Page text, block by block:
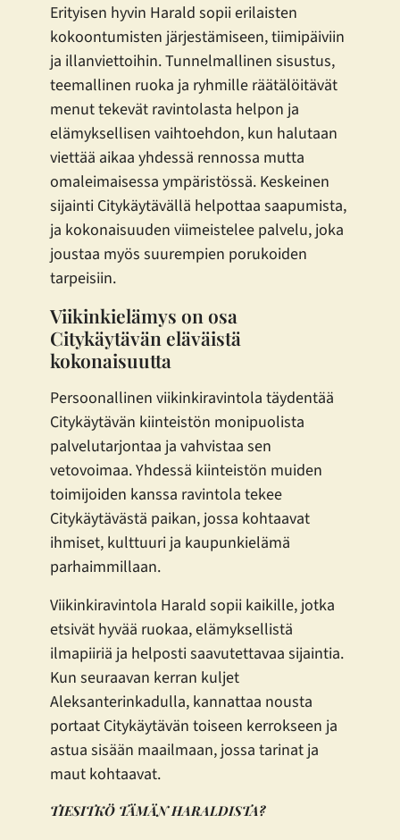
Erityisen hyvin Harald sopii erilaisten
kokoontumisten järjestämiseen, tiimipäiviin
ja illanviettoihin. Tunnelmallinen sisustus,
teemallinen ruoka ja ryhmille räätälöitävät
menut tekevät ravintolasta helpon ja
elämyksellisen vaihtoehdon, kun halutaan
viettää aikaa yhdessä rennossa mutta
omaleimaisessa ympäristössä. Keskeinen
sijainti Citykäytävällä helpottaa saapumista,
ja kokonaisuuden viimeistelee palvelu, joka
joustaa myös suurempien porukoiden
tarpeisiin.
Viikinkielämys on osa
Citykäytävän eläväistä
kokonaisuutta
Persoonallinen viikinkiravintola täydentää
Citykäytävän kiinteistön monipuolista
palvelutarjontaa ja vahvistaa sen
vetovoimaa. Yhdessä kiinteistön muiden
toimijoiden kanssa ravintola tekee
Citykäytävästä paikan, jossa kohtaavat
ihmiset, kulttuuri ja kaupunkielämä
parhaimmillaan.
Viikinkiravintola Harald sopii kaikille, jotka
etsivät hyvää ruokaa, elämyksellistä
ilmapiiriä ja helposti saavutettavaa sijaintia.
Kun seuraavan kerran kuljet
Aleksanterinkadulla, kannattaa nousta
portaat Citykäytävän toiseen kerrokseen ja
astua sisään maailmaan, jossa tarinat ja
maut kohtaavat.
TIESITKÖ TÄMÄN HARALDISTA?